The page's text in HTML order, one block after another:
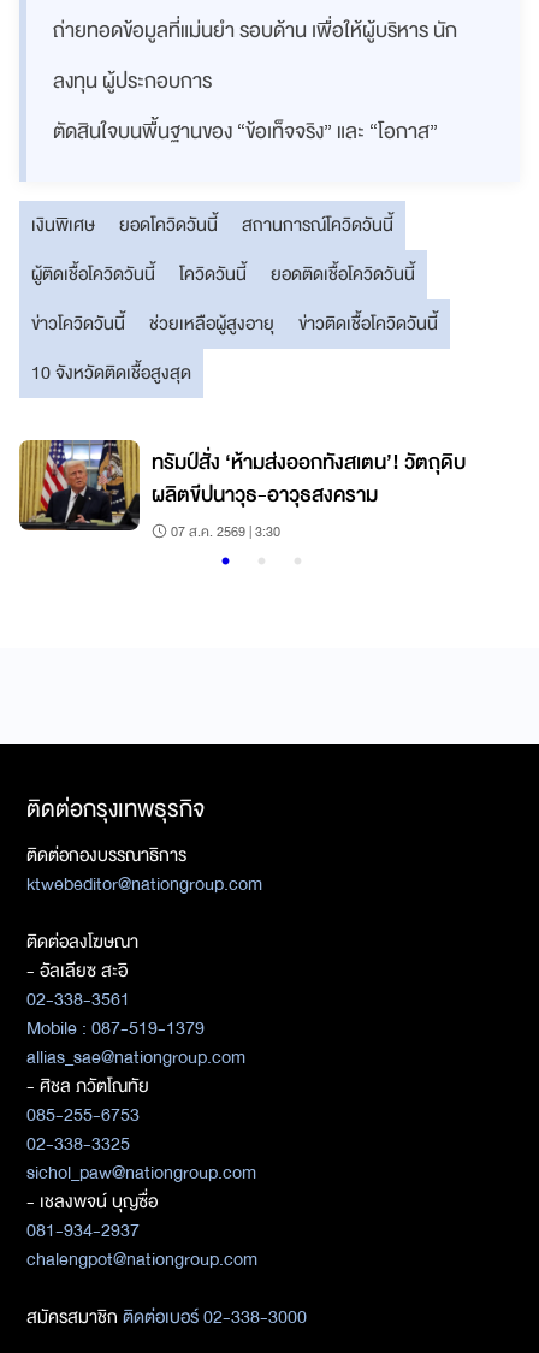
ถ่ายทอดข้อมูลที่แม่นยำ รอบด้าน เพื่อให้ผู้บริหาร นัก
ลงทุน ผู้ประกอบการ
ตัดสินใจบนพื้นฐานของ “ข้อเท็จจริง” และ “โอกาส”
เงินพิเศษ ยอดโควิดวันนี้
สถานการณ์โควิดวันนี้
ผู้ติดเชื้อโควิดวันนี้
โควิดวันนี้
ยอดติดเชื้อโควิดวันนี้
ข่าวโควิดวันนี้
ช่วยเหลือผู้สูงอายุ
ข่าวติดเชื้อโควิดวันนี้
10 จังหวัดติดเชื้อสูงสุด
ทรัมป์สั่ง ‘ห้ามส่งออกทังสเตน’! วัตถุดิบ
ผลิตขีปนาวุธ-อาวุธสงคราม
07 ส.ค. 2569 | 3:30
ติดต่อกรุงเทพธุรกิจ
ติดต่อกองบรรณาธิการ
ktwebeditor@nationgroup.com
ติดต่อลงโฆษณา
- อัลเลียซ สะอิ
02-338-3561
Mobile : 087-519-1379
allias_sae@nationgroup.com
- ศิชล ภวัตโณทัย
085-255-6753
02-338-3325
sichol_paw@nationgroup.com
- เชลงพจน์ บุญซื่อ
081-934-2937
chalengpot@nationgroup.com
สมัครสมาชิกติดต่อเบอร์ 02-338-3000